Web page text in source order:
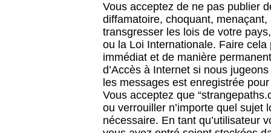
Vous acceptez de ne pas publier
diffamatoire, choquant,
transgresser les lois de votre
ou la Loi Internationale. Faire
immédiat et de manière
d’Accès à Internet si nous
les messages est enregistrée
Vous acceptez que
ou verrouiller n’importe quel sujet
nécessaire. En tant qu’utilisateur